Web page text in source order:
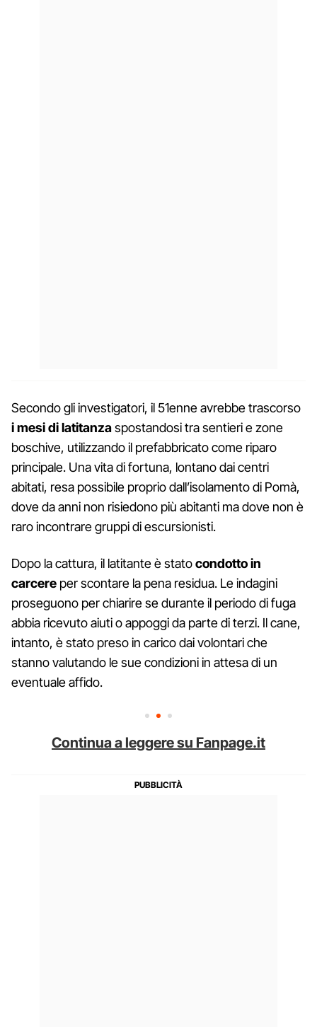
Secondo gli investigatori, il 51enne avrebbe trascorso
i mesi di latitanzaspostandosi tra sentieri e zone
boschive, utilizzando il prefabbricato come riparo
principale. Una vita di fortuna, lontano dai centri
abitati, resa possibile proprio dall’isolamento di Pomà,
dove da anni non risiedono più abitanti ma dove non è
raro incontrare gruppi di escursionisti.
Dopo la cattura, il latitante è statocondotto in
carcere per scontare la pena residua. Le indagini
proseguono per chiarire se durante il periodo di fuga
abbia ricevuto aiuti o appoggi da parte di terzi. Il cane,
intanto, è stato preso in carico dai volontari che
stanno valutando le sue condizioni in attesa di un
eventuale affido.
Continua a leggere su Fanpage.it